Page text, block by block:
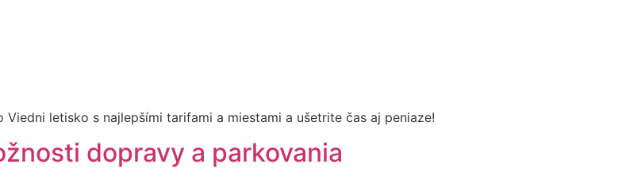
letisko s najlepšími tarifami a miestami a ušetrite čas aj peniaze!
dopravy a parkovania